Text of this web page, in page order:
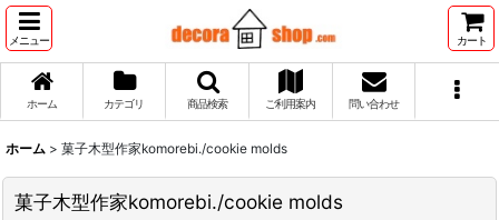
メニュー カート
ホーム カテゴリ 商品検索 ご利用案内 問い合わせ
ホーム > 菓子木型作家komorebi./cookie molds
菓子木型作家komorebi./cookie molds